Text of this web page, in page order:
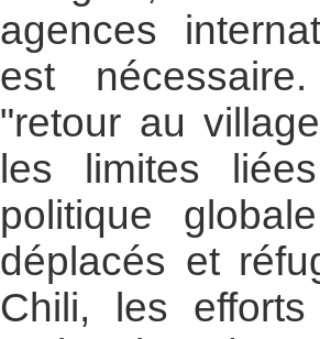
agences
est
"retour au
les limites
politique
déplacés et
Chili, les efforts